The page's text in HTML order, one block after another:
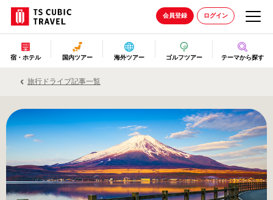
会員登録 ログイン
宿・ホテル 国内ツアー 海外ツアー ゴルフツアー テーマから探す
旅行ドライブ記事一覧